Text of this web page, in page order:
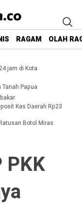
RAGAM OLAH
jam di Kota
Papua
Kas Daerah Rp23
Botol Miras
PKK